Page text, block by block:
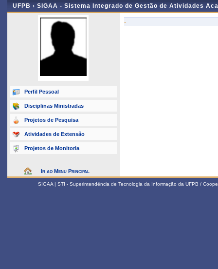
UFPB › SIGAA - Sistema Integrado de Gestão de Atividades
Perfil Pessoal
Disciplinas Ministradas
Projetos de Pesquisa
Atividades de Extensão
Projetos de Monitoria
Ir ao Menu Principal
-
SIGAA | STI - Superintendência de Tecnologia da Informação da UFPB /